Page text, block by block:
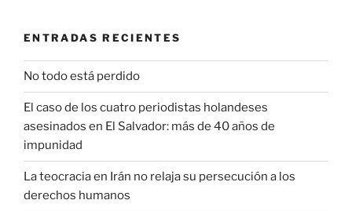
ENTRADAS RECIENTES
No todo está perdido
El caso de los cuatro periodistas holandeses
asesinados en El Salvador: más de 40 años de
impunidad
La teocracia en Irán no relaja su persecución a los
derechos humanos